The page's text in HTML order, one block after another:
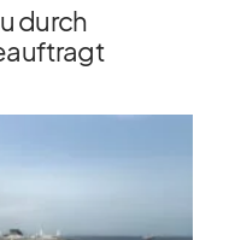
durch